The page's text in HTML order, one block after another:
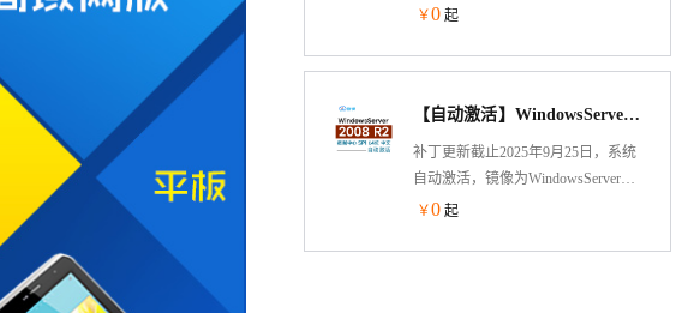
用户带来针对大模型原生设计的、
Glance管理虚拟机镜像、Harbor管理
容器镜像以及Sonatype Nexus管理制
品的方式，实现对LLM资产的管
￥0 起
【自动激活】WindowsServer 2008 R2 数据中心版 SP1 中文 64位 win2008(2025年更新)
补丁更新截止2025年9月25日，系统
自动激活，镜像为WindowsServer
2008 数据中心版 中文64位 纯净版操
￥0 起